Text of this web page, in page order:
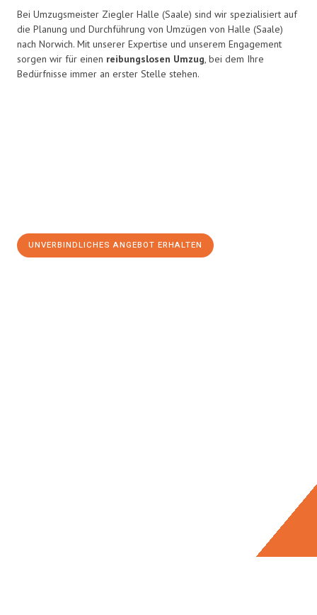
Bei Umzugsmeister Ziegler Halle (Saale) sind wir spezialisiert auf
die Planung und Durchführung von Umzügen von Halle (Saale)
nach Norwich. Mit unserer Expertise und unserem Engagement
sorgen wir für einen reibungslosen Umzug, bei dem Ihre
Bedürfnisse immer an erster Stelle stehen.
UNVERBINDLICHES ANGEBOT ERHALTEN